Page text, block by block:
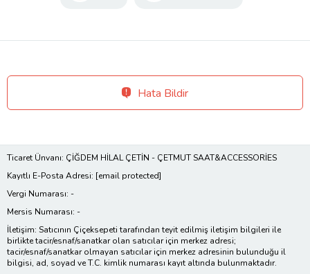
Hata Bildir
Ticaret Ünvanı: ÇİĞDEM HİLAL ÇETİN - ÇETMUT SAAT&ACCESSORİES
Kayıtlı E-Posta Adresi: [email protected]
Vergi Numarası: -
Mersis Numarası: -
İletişim: Satıcının Çiçeksepeti tarafından teyit edilmiş iletişim bilgileri ile
birlikte tacir/esnaf/sanatkar olan satıcılar için merkez adresi;
tacir/esnaf/sanatkar olmayan satıcılar için merkez adresinin bulunduğu il
bilgisi, ad, soyad ve T.C. kimlik numarası kayıt altında bulunmaktadır.